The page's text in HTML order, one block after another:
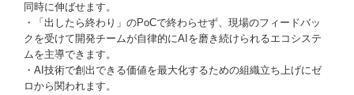
同時に伸ばせます。
・「出したら終わり」のPoCで終わらせず、現場のフィードバッ
クを受けて開発チームが自律的にAIを磨き続けられるエコシステ
ムを主導できます。
・AI技術で創出できる価値を最大化するための組織立ち上げにゼ
ロから関われます。